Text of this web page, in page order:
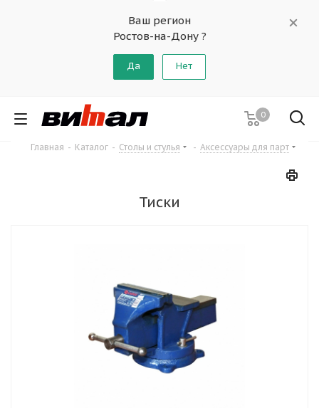
Ваш регион
Ростов-на-Дону ?
Да Нет
0
Главная - Каталог - Столы и стулья - Аксессуары для парт
Тиски